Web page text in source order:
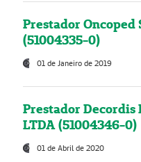
Prestador
(51004335-0)
01 de Janeiro de 2019
Prestador Decordis
LTDA (51004346-0)
01 de Abril de 2020